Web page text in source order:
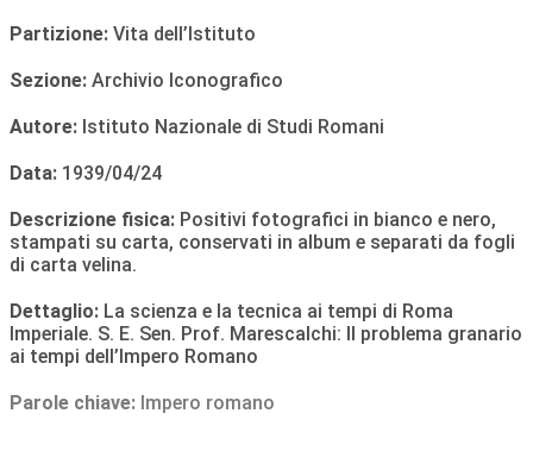
Partizione: Vita dell’Istituto
Sezione: Archivio Iconografico
Autore: Istituto Nazionale di Studi Romani
Data: 1939/04/24
Descrizione fisica: Positivi fotografici in bianco e nero,
stampati su carta, conservati in album e separati da fogli
di carta velina.
Dettaglio: La scienza e la tecnica ai tempi di Roma
Imperiale. S. E. Sen. Prof. Marescalchi: Il problema granario
ai tempi dell’Impero Romano
Parole chiave: Impero romano